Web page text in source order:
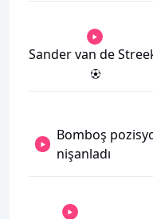
Sander van de
Bomboş
nişanladı